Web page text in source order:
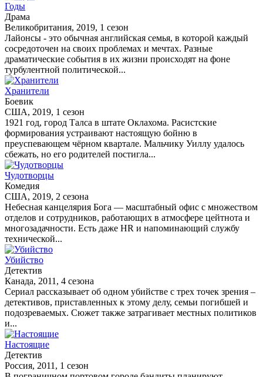
Годы
Драма
Великобритания, 2019, 1 сезон
Лайонсы - это обычная английская семья, в которой каждый
сосредоточен на своих проблемах и мечтах. Разные
драматические события в их жизни происходят на фоне
турбулентной политической...
Хранители
Боевик
США, 2019, 1 сезон
1921 год, город Талса в штате Оклахома. Расистские
формирования устраивают настоящую бойню в
преуспевающем чёрном квартале. Мальчику Уиллу удалось
сбежать, но его родителей постигла...
Чудотворцы
Комедия
США, 2019, 2 сезона
Небесная канцелярия Бога — масштабный офис с множеством
отделов и сотрудников, работающих в атмосфере цейтнота и
многозадачности. Есть даже HR и напоминающий службу
технической...
Убийство
Детектив
Канада, 2011, 4 сезона
Сериал рассказывает об одном убийстве с трех точек зрения –
детективов, приставленных к этому делу, семьи погибшей и
подозреваемых. Сюжет также затрагивает местных политиков
и...
Настоящие
Детектив
Россия, 2011, 1 сезон